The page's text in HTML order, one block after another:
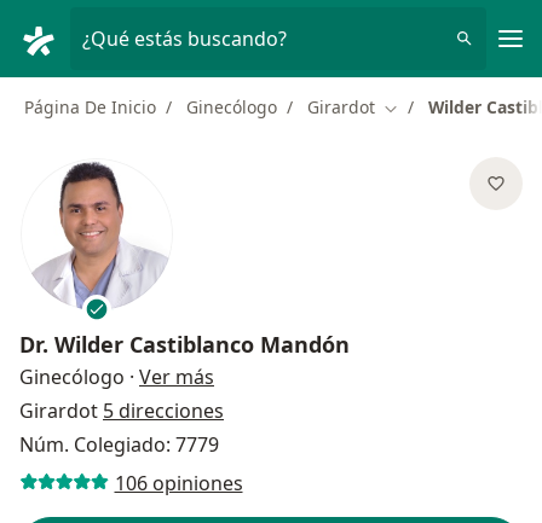
¿Qué estás buscando?
Página De Inicio Ginecólogo Girardot Cambiar de ciudad
Wilder
Dr. Wilder Castiblanco Mandón
Ginecólogo · Ver más
Girardot 5 direcciones
Núm. Colegiado: 7779
106 opiniones